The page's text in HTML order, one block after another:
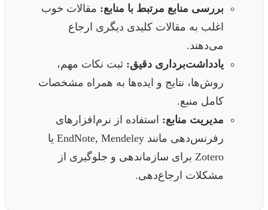
بررسی منابع مرتبط با منابع: مقالات خوب
اغلب به مقالات کلیدی دیگری ارجاع
می‌دهند.
یادداشت‌برداری دقیق: ثبت نکات مهم،
روش‌ها، نتایج و ایده‌ها به همراه مشخصات
کامل منبع.
مدیریت منابع: استفاده از نرم‌افزارهای
رفرنس‌دهی مانند EndNote, Mendeley یا
Zotero برای سازماندهی و جلوگیری از
مشکلات ارجاع‌دهی.